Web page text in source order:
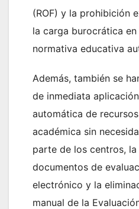
(ROF) y la prohibición
la carga burocrática
normativa educativa
Además, también se
de inmediata
automática de
académica sin
parte de los centros,
documentos de
electrónico y la
manual de la